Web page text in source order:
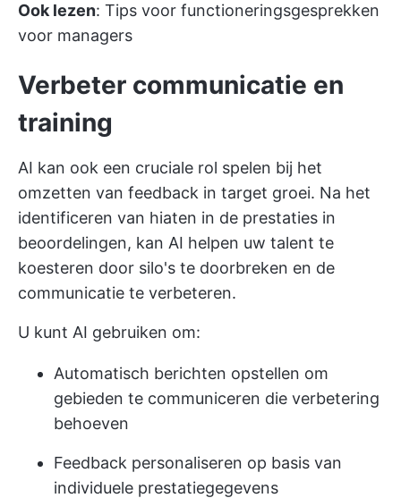
Ook lezen: Tips voor functioneringsgesprekken
voor managers
Verbeter communicatie en
training
AI kan ook een cruciale rol spelen bij het
omzetten van feedback in target groei. Na het
identificeren van hiaten in de prestaties in
beoordelingen, kan AI helpen uw talent te
koesteren door silo's te doorbreken en de
communicatie te verbeteren.
U kunt AI gebruiken om:
Automatisch berichten opstellen om
gebieden te communiceren die verbetering
behoeven
Feedback personaliseren op basis van
individuele prestatiegegevens